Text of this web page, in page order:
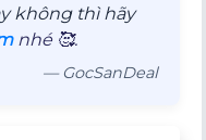
không thì hãy
nhé 🥰.
— GocSanDeal